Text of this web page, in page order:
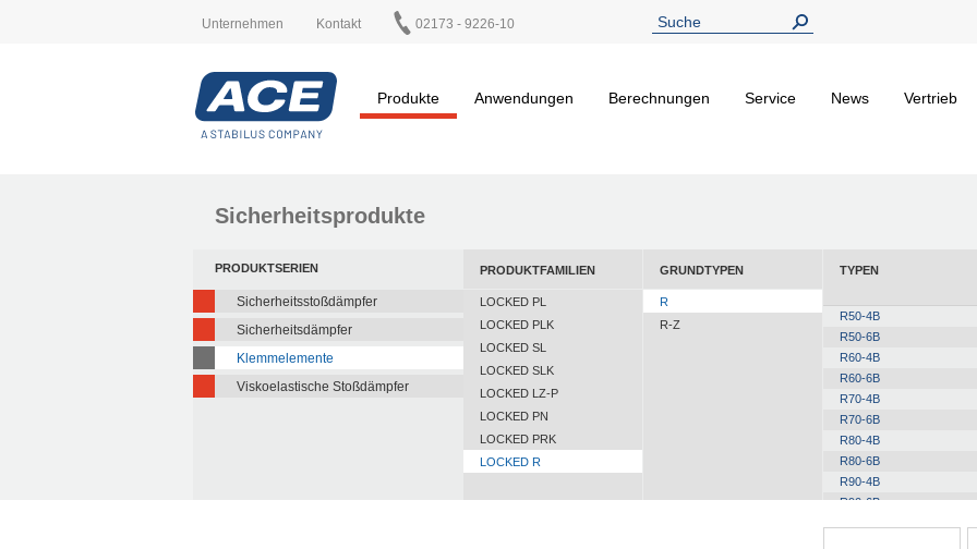
Unternehmen Kontakt 02173 - 9226-10
Produkte
Anwendungen Berechnungen Service News Vertrieb
Sicherheitsprodukte
PRODUKTSERIEN
Sicherheitsstoßdämpfer
Sicherheitsdämpfer
Klemmelemente
Viskoelastische Stoßdämpfer
PRODUKTFAMILIEN
LOCKED PL
LOCKED PLK
LOCKED SL
LOCKED SLK
LOCKED LZ-P
LOCKED PN
LOCKED PRK
LOCKED R
GRUNDTYPEN
R
R-Z
TYPEN
R50-4B
R50-6B
R60-4B
R60-6B
R70-4B
R70-6B
R80-4B
R80-6B
R90-4B
R90-6B